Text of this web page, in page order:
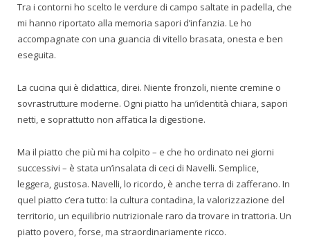
Tra i contorni ho scelto le verdure di campo saltate in padella, che
mi hanno riportato alla memoria sapori d’infanzia. Le ho
accompagnate con una guancia di vitello brasata, onesta e ben
eseguita.
La cucina qui è didattica, direi. Niente fronzoli, niente cremine o
sovrastrutture moderne. Ogni piatto ha un’identità chiara, sapori
netti, e soprattutto non affatica la digestione.
Ma il piatto che più mi ha colpito – e che ho ordinato nei giorni
successivi – è stata un’insalata di ceci di Navelli. Semplice,
leggera, gustosa. Navelli, lo ricordo, è anche terra di zafferano. In
quel piatto c’era tutto: la cultura contadina, la valorizzazione del
territorio, un equilibrio nutrizionale raro da trovare in trattoria. Un
piatto povero, forse, ma straordinariamente ricco.